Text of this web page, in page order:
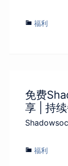
福利
免费
享 | 持
福利